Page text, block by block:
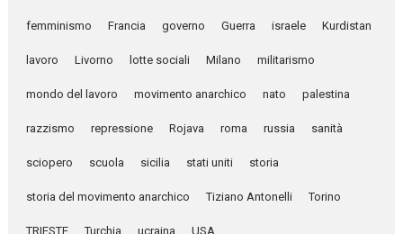
femminismo Francia governo Guerra israele Kurdistan
lavoro Livorno lotte sociali Milano militarismo
mondo del lavoro movimento anarchico nato palestina
razzismo repressione Rojava roma russia sanità
sciopero scuola sicilia stati uniti storia
storia del movimento anarchico Tiziano Antonelli Torino
TRIESTE Turchia ucraina USA